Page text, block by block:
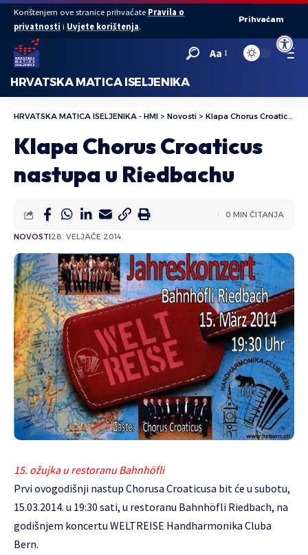
Open
Korištenjem ove stranice prihvaćate Pravila o
privatnosti i Uvjete korištenja.
Prihvaćam
Aa
HRVATSKA MATICA ISELJENIKA
HRVATSKA MATICA ISELJENIKA - HMI > Novosti > Klapa Chorus Croaticus nastupa u Riedbachu
Klapa Chorus Croaticus
nastupa u Riedbachu
NOVOSTI28. VELJAČE 2014.
0 MIN ČITANJA
15. ožujka u restoranu Bahnhöfli
Prvi ovogodišnji nastup Chorusa Croaticusa bit će u subotu,
15.03.2014. u 19:30 sati, u restoranu Bahnhöfli Riedbach, na
godišnjem koncertu WELTREISE Handharmonika Cluba
Bern.